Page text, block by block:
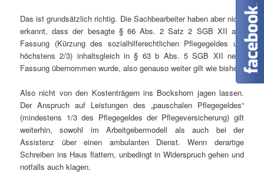
Das ist grundsätzlich richtig. Die Sachbearbeiter haben aber nicht
erkannt, dass der besagte § 66 Abs. 2 Satz 2 SGB XII alte
Fassung (Kürzung des sozialhilferechtlichen Pflegegeldes um
höchstens 2/3) inhaltsgleich in § 63 b Abs. 5 SGB XII neue
Fassung übernommen wurde, also genauso weiter gilt wie bisher.
Also nicht von den Kostenträgern ins Bockshorn jagen lassen.
Der Anspruch auf Leistungen des „pauschalen Pflegegeldes“
(mindestens 1/3 des Pflegegeldes der Pflegeversicherung) gilt
weiterhin, sowohl im Arbeitgebermodell als auch bei der
Assistenz über einen ambulanten Dienst. Wenn derartige
Schreiben ins Haus flattern, unbedingt in Widerspruch gehen und
notfalls auch klagen.